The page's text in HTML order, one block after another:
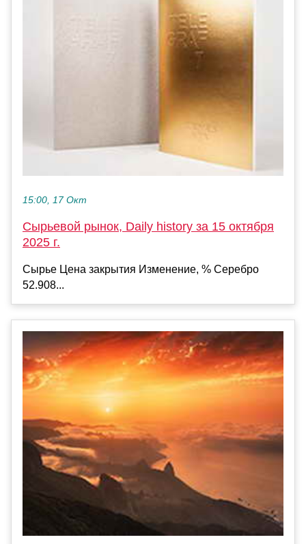
15:00, 17 Окт
Сырьевой рынок, Daily history за 15 октября
2025 г.
Сырье Цена закрытия Изменение, % Серебро
52.908...